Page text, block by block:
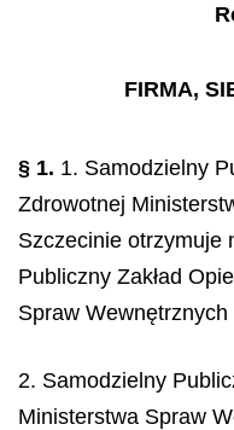
FIRMA,
§ 1. 1. Samodzielny
Zdrowotnej
Szczecinie otrzymuje
Publiczny Zakład
Spraw
2. Samodzielny
Ministerstwa Spraw